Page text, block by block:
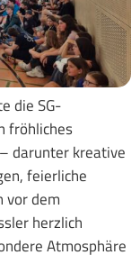
die SG-
fröhliches
darunter kreative
feierliche
vor dem
herzlich
Atmosphäre